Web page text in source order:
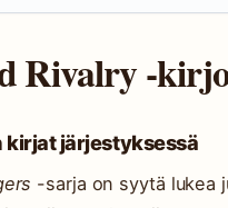
Rivalry -
kirjat järjestyksessä
-sarja on syytä lukea